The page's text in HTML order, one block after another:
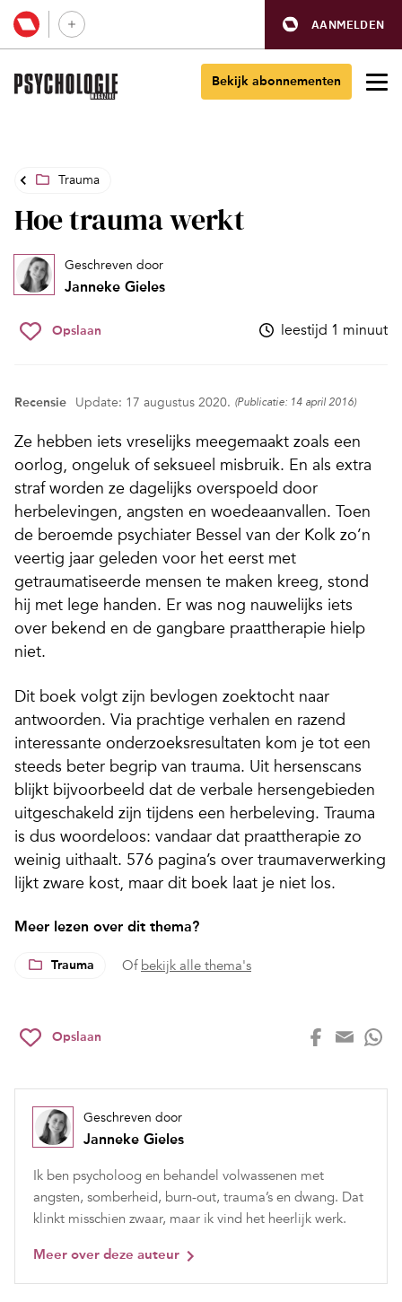
AANMELDEN
Bekijk abonnementen
Trauma
Hoe trauma werkt
Geschreven door
Janneke Gieles
Opslaan leestijd 1 minuut
Recensie Update: 17 augustus 2020. (Publicatie: 14 april 2016)
Ze hebben iets vreselijks meegemaakt zoals een
oorlog, ongeluk of seksueel misbruik. En als extra
straf worden ze dagelijks overspoeld door
herbelevingen, angsten en woedeaanvallen. Toen
de beroemde psychiater Bessel van der Kolk zo’n
veertig jaar geleden voor het eerst met
getraumatiseerde mensen te maken kreeg, stond
hij met lege handen. Er was nog nauwelijks iets
over bekend en de gangbare praattherapie hielp
niet.
Dit boek volgt zijn bevlogen zoektocht naar
antwoorden. Via prachtige verhalen en razend
interessante onderzoeksresultaten kom je tot een
steeds beter begrip van trauma. Uit hersenscans
blijkt bijvoorbeeld dat de verbale hersengebieden
uitgeschakeld zijn tijdens een herbeleving. Trauma
is dus woordeloos: vandaar dat praattherapie zo
weinig uithaalt. 576 pagina’s over traumaverwerking
lijkt zware kost, maar dit boek laat je niet los.
Meer lezen over dit thema?
Trauma Of bekijk alle thema's
Opslaan
Geschreven door
Janneke Gieles
Ik ben psycholoog en behandel volwassenen met
angsten, somberheid, burn-out, trauma’s en dwang. Dat
klinkt misschien zwaar, maar ik vind het heerlijk werk.
Meer over deze auteur